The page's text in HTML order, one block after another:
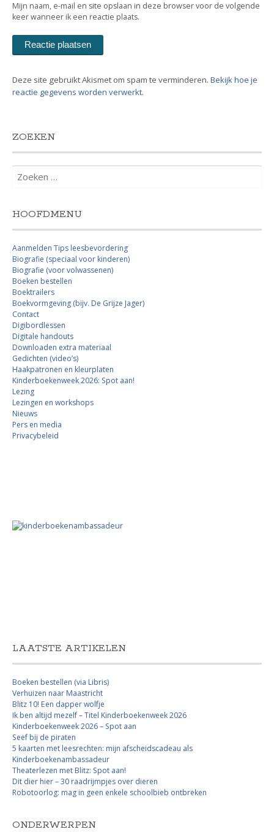
Mijn naam, e-mail en site opslaan in deze browser voor de volgende
keer wanneer ik een reactie plaats.
Deze site gebruikt Akismet om spam te verminderen. Bekijk hoe je
reactie gegevens worden verwerkt.
ZOEKEN
naar:
HOOFDMENU
Aanmelden Tips leesbevordering
Biografie (speciaal voor kinderen)
Biografie (voor volwassenen)
Boeken bestellen
Boektrailers
Boekvormgeving (bijv. De Grijze Jager)
Contact
Digibordlessen
Digitale handouts
Downloaden extra materiaal
Gedichten (video’s)
Haakpatronen en kleurplaten
Kinderboekenweek 2026: Spot aan!
Lezing
Lezingen en workshops
Nieuws
Pers en media
Privacybeleid
LAATSTE ARTIKELEN
Boeken bestellen (via Libris)
Verhuizen naar Maastricht
Blitz 10! Een dapper wolfje
Ik ben altijd mezelf – Titel Kinderboekenweek 2026
Kinderboekenweek 2026 – Spot aan
Seef bij de piraten
5 kaarten met leesrechten: mijn afscheidscadeau als
Kinderboekenambassadeur
Theaterlezen met Blitz: Spot aan!
Dit dier hier – 30 raadrijmpjes over dieren
Robotoorlog: mag in geen enkele schoolbieb ontbreken
ONDERWERPEN